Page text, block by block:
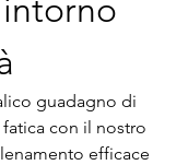
guadagno di
con il nostro
efficace